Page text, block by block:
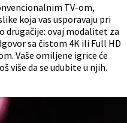
TV-om,
koja vas usporavaju pri
drugačije: ovaj modalitet za
sa čistom 4K ili Full HD
Vaše omiljene igrice će
više da se udubite u njih.